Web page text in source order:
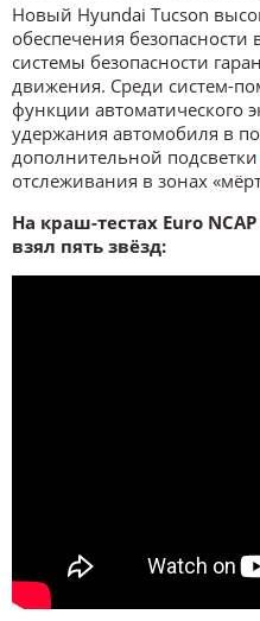
Новый Hyundai Tucson
обеспечения
системы безопасности
движения. Среди систем-
функции автоматического
удержания автомобиля в
дополнительной подсветки
отслеживания в зонах
На краш-тестах Euro
взял пять звёзд: